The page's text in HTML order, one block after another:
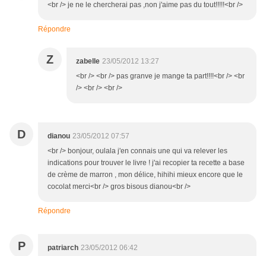
<br /> je ne le chercherai pas ,non j'aime pas du tout!!!!!<br />
Répondre
Z zabelle 23/05/2012 13:27
<br /> <br /> pas granve je mange ta part!!!!<br /> <br
/> <br /> <br />
D dianou 23/05/2012 07:57
<br /> bonjour, oulala j'en connais une qui va relever les
indications pour trouver le livre ! j'ai recopier ta recette a base
de crème de marron , mon délice, hihihi mieux encore que le
cocolat merci<br /> gros bisous dianou<br />
Répondre
P patriarch 23/05/2012 06:42